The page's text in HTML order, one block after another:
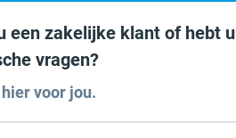
een zakelijke klant of hebt u
vragen?
voor jou.